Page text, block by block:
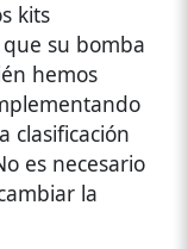
kits
su bomba
hemos
clasificación
es necesario
la